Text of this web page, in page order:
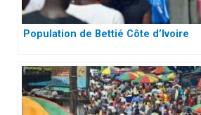
Population de Bettié Côte d’Ivoire